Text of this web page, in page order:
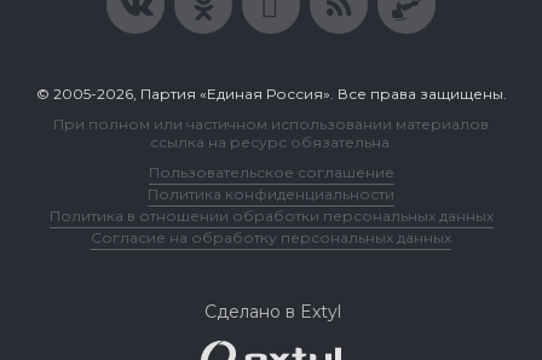
© 2005-2026, Партия «Единая Россия». Все права защищены.
При полном или частичном использовании материалов
ссылка на ресурс обязательна.
Пользовательское соглашение
Политика конфиденциальности
Политика в отношении обработки персональных данных
Согласие на обработку персональных данных
Сделано в Extyl